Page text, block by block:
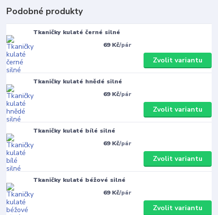
Podobné produkty
Tkaničky kulaté černé silné
69 Kč/pár
Zvolit variantu
Tkaničky kulaté hnědé silné
69 Kč/pár
Zvolit variantu
Tkaničky kulaté bílé silné
69 Kč/pár
Zvolit variantu
Tkaničky kulaté béžové silné
69 Kč/pár
Zvolit variantu